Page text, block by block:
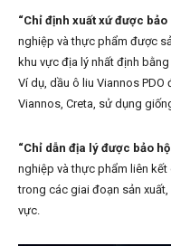
“Chỉ định xuất xứ được bảo
nghiệp và thực phẩm được
khu vực địa lý nhất định
Ví dụ, dầu ô liu Viannos
Viannos, Creta, sử dụng
“Chỉ dẫn địa lý được bảo hộ
nghiệp và thực phẩm liên kết
trong các giai đoạn sản
vực.